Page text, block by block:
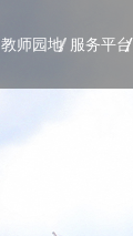
教师园地 服务平台